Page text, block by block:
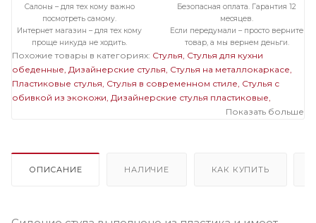
Салоны – для тех кому важно
посмотреть самому.
Интернет магазин – для тех кому
проще никуда не ходить.
Безопасная оплата. Гарантия 12
месяцев.
Если передумали – просто верните
товар, а мы вернем деньги.
Похожие товары в категориях: Стулья Стулья для кухни
обеденные Дизайнерские стулья Стулья на металлокаркасе
Пластиковые стулья Стулья в современном стиле Стулья с
обивкой из экокожи Дизайнерские стулья пластиковые
Стулья на черном
экокожи
Показать больше
ОПИСАНИЕ НАЛИЧИЕ КАК КУПИТЬ